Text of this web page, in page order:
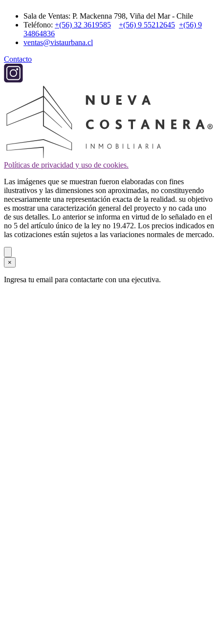
Sala de Ventas: P. Mackenna 798, Viña del Mar - Chile
Teléfono: +(56) 32 3619585 +(56) 9 55212645 +(56) 9
34864836
ventas@vistaurbana.cl
Contacto
Políticas de privacidad y uso de cookies.
Las imágenes que se muestran fueron elaboradas con fines
ilustrativos y las dimensiones son aproximadas, no constituyendo
necesariamente una representación exacta de la realidad. su objetivo
es mostrar una caracterización general del proyecto y no cada uno
de sus detalles. Lo anterior se informa en virtud de lo señalado en el
no 5 del artículo único de la ley no 19.472. Los precios indicados en
las cotizaciones están sujetos a las variaciones normales de mercado.
×
Ingresa tu email para contactarte con una ejecutiva.